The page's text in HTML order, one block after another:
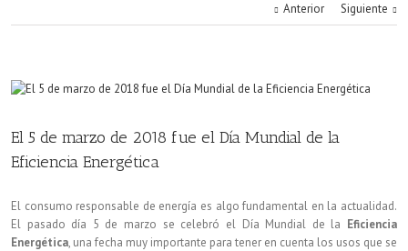
Anterior Siguiente
El 5 de marzo de 2018 fue el Día Mundial de la
Eficiencia Energética
El consumo responsable de energía es algo fundamental en la actualidad.
El pasado día 5 de marzo se celebró el Día Mundial de la Eficiencia
Energética, una fecha muy importante para tener en cuenta los usos que se